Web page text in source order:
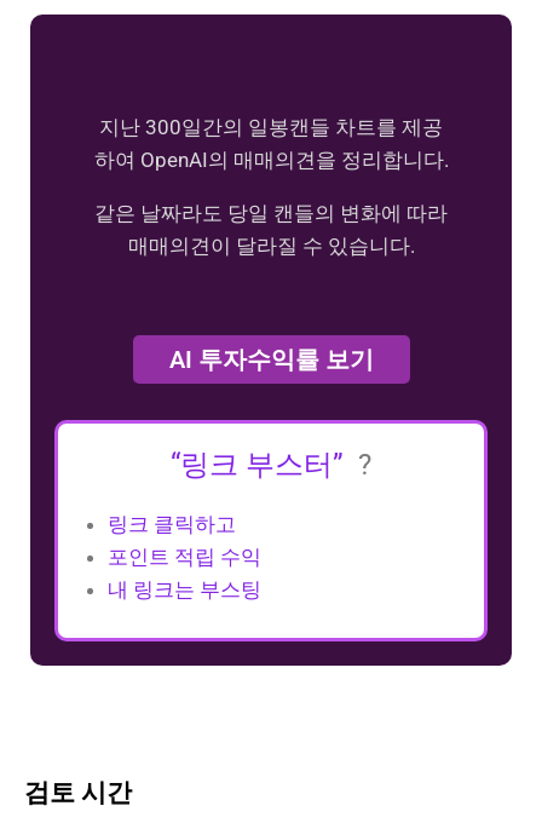
지난 300일간의 일봉캔들 차트를 제공
하여 OpenAI의 매매의견을 정리합니다.
같은 날짜라도 당일 캔들의 변화에 따라
매매의견이 달라질 수 있습니다.
AI 투자수익률 보기
“링크 부스터” ?
링크 클릭하고
포인트 적립 수익
내 링크는 부스팅
검토 시간